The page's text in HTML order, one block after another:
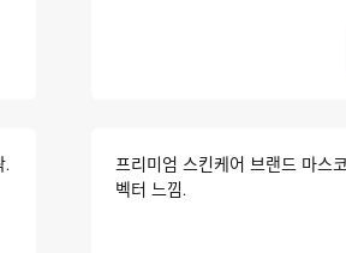
.
프리미엄 스킨케어 브랜드 마스
벡터 느낌.